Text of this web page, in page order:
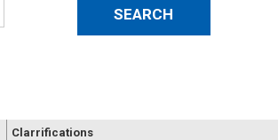
Clarrifications